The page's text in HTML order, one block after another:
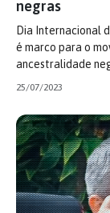
negras
Dia Internacional
é marco para o
ancestralidade
25/07/2023